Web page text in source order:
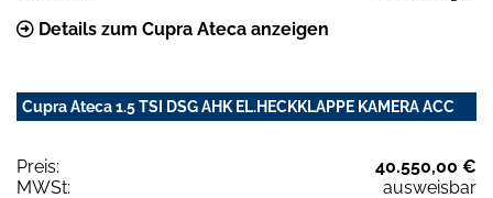
Details zum Cupra Ateca anzeigen
Cupra Ateca 1.5 TSI DSG AHK EL.HECKKLAPPE KAMERA ACC
Preis:
40.550,00 €
MWSt:
ausweisbar